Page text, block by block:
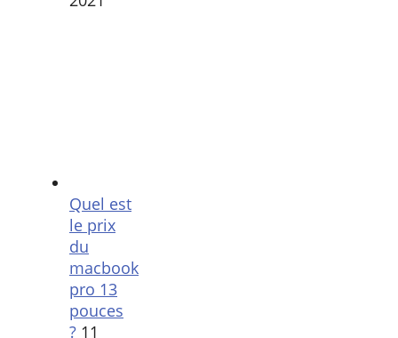
Quel est
le prix
du
macbook
pro 13
pouces
? 11